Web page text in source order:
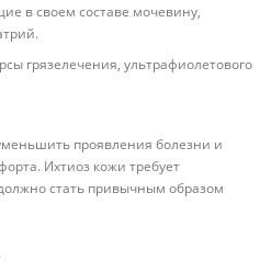
в своем составе мочевину,
грязелечения, ультрафиолетового
проявления болезни и
Ихтиоз кожи требует
стать привычным образом